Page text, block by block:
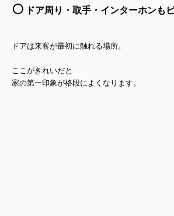
⚪️ ドア周り・取手・インターホンも
ドアは来客が最初に触れる場所。
ここがきれいだと
家の第一印象が格段によくなります。